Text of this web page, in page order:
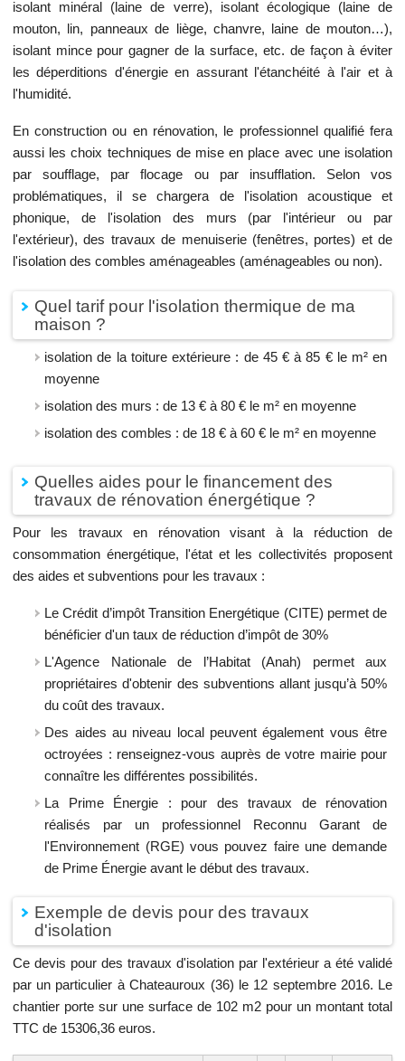
isolant minéral (laine de verre), isolant écologique (laine de
mouton, lin, panneaux de liège, chanvre, laine de mouton…),
isolant mince pour gagner de la surface, etc. de façon à éviter
les déperditions d'énergie en assurant l'étanchéité à l'air et à
l'humidité.
En construction ou en rénovation, le professionnel qualifié fera
aussi les choix techniques de mise en place avec une isolation
par soufflage, par flocage ou par insufflation. Selon vos
problématiques, il se chargera de l'isolation acoustique et
phonique, de l'isolation des murs (par l'intérieur ou par
l'extérieur), des travaux de menuiserie (fenêtres, portes) et de
l'isolation des combles aménageables (aménageables ou non).
Quel tarif pour l'isolation thermique de ma
maison ?
isolation de la toiture extérieure : de 45 € à 85 € le m² en
moyenne
isolation des murs : de 13 € à 80 € le m² en moyenne
isolation des combles : de 18 € à 60 € le m² en moyenne
Quelles aides pour le financement des
travaux de rénovation énergétique ?
Pour les travaux en rénovation visant à la réduction de
consommation énergétique, l'état et les collectivités proposent
des aides et subventions pour les travaux :
Le Crédit d’impôt Transition Energétique (CITE) permet de
bénéficier d'un taux de réduction d’impôt de 30%
L'Agence Nationale de l’Habitat (Anah) permet aux
propriétaires d'obtenir des subventions allant jusqu’à 50%
du coût des travaux.
Des aides au niveau local peuvent également vous être
octroyées : renseignez-vous auprès de votre mairie pour
connaître les différentes possibilités.
La Prime Énergie : pour des travaux de rénovation
réalisés par un professionnel Reconnu Garant de
l'Environnement (RGE) vous pouvez faire une demande
de Prime Énergie avant le début des travaux.
Exemple de devis pour des travaux
d'isolation
Ce devis pour des travaux d'isolation par l'extérieur a été validé
par un particulier à Chateauroux (36) le 12 septembre 2016. Le
chantier porte sur une surface de 102 m2 pour un montant total
TTC de 15306,36 euros.